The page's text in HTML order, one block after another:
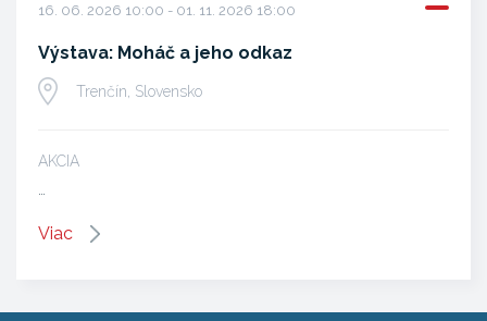
16. 06. 2026 10:00 - 01. 11. 2026 18:00
Výstava: Moháč a jeho odkaz
Trenčín, Slovensko
AKCIA
Viac